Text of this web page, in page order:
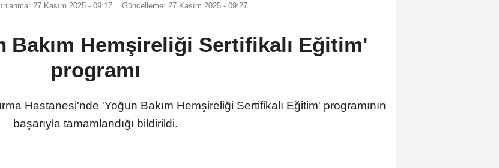
27 Kasım 2025 - 09:17 Güncelleme: 27 Kasım 2025 - 09:27
Bakım Hemşireliği Sertifikalı Eğitim'
programı
Hastanesi'nde 'Yoğun Bakım Hemşireliği Sertifikalı Eğitim' programının
başarıyla tamamlandığı bildirildi.